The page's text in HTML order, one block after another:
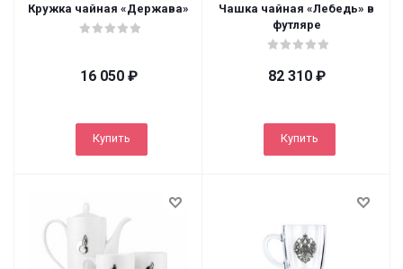
Кружка чайная «Держава»
16 050₽
Купить
Чашка чайная «Лебедь» в
футляре
82 310₽
Купить